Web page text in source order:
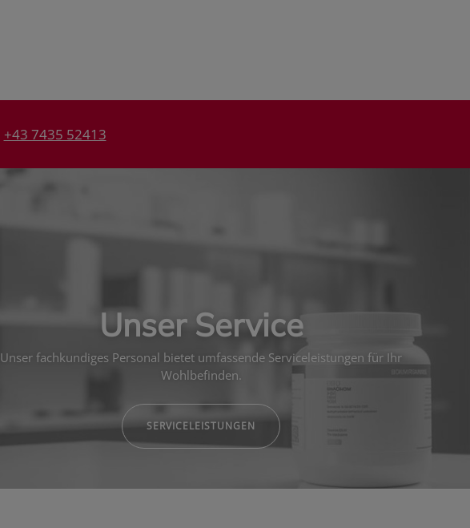
+43 7435 52413
Unser Service
Unser fachkundiges Personal bietet umfassende Serviceleistungen für Ihr
Wohlbefinden.
SERVICELEISTUNGEN